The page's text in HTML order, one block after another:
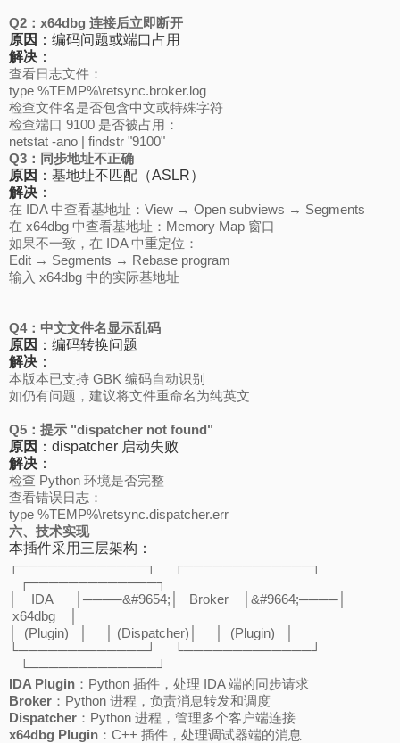
Q2：x64dbg 连接后立即断开
原因 ：编码问题或端口占用
解决 ：
查看日志文件：
type %TEMP%\retsync.broker.log
检查文件名是否包含中文或特殊字符
检查端口 9100 是否被占用：
netstat -ano | findstr "9100"
Q3：同步地址不正确
原因 ：基地址不匹配（ASLR）
解决 ：
在 IDA 中查看基地址：View → Open subviews → Segments
在 x64dbg 中查看基地址：Memory Map 窗口
如果不一致，在 IDA 中重定位：
Edit → Segments → Rebase program
输入 x64dbg 中的实际基地址
Q4：中文文件名显示乱码
原因 ：编码转换问题
解决 ：
本版本已支持 GBK 编码自动识别
如仍有问题，建议将文件重命名为纯英文
Q5：提示 "dispatcher not found"
原因 ：dispatcher 启动失败
解决 ：
检查 Python 环境是否完整
查看错误日志：
type %TEMP%\retsync.dispatcher.err
六、技术实现
本插件采用三层架构：
┌─────────────┐ ┌─────────────┐
┌─────────────┐
│ IDA │────&#9654;│ Broker │&#9664;────│
x64dbg │
│ (Plugin) │ │ (Dispatcher)│ │ (Plugin) │
└─────────────┘ └─────────────┘
└─────────────┘
IDA Plugin ：Python 插件，处理 IDA 端的同步请求
Broker ：Python 进程，负责消息转发和调度
Dispatcher ：Python 进程，管理多个客户端连接
x64dbg Plugin ：C++ 插件，处理调试器端的消息